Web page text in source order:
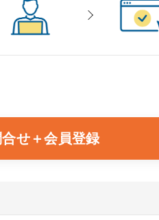
せ＋会員登録